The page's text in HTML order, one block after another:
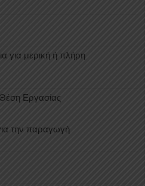
για μερική ή πλήρη
Εργασίας
την παραγωγή